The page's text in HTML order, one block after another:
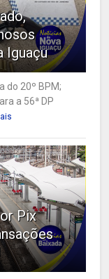
Iguaçu
do 20º BPM;
a 56ª DP
Pix